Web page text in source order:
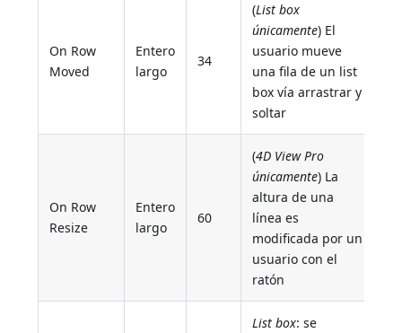
On Row
Moved
Entero
largo
34
(List box
únicamente) El
usuario mueve
una fila de un list
box vía arrastrar y
soltar
On Row
Resize
Entero
largo
60
(4D View Pro
únicamente) La
altura de una
línea es
modificada por un
usuario con el
ratón
List box: se